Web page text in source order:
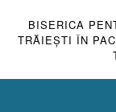
BISERICA
TRĂIEŞTI ÎN